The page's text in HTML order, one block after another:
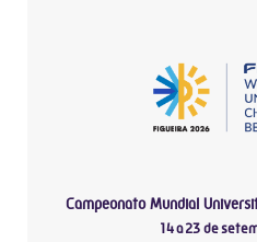
Campeonato Mundial
14 a 23 de